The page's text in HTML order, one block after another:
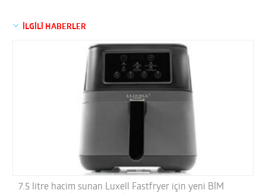
İLGİLİ HABERLER
7.5 litre hacim sunan Luxell Fastfryer için yeni BİM